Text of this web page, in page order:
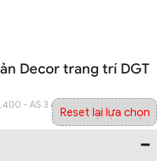
Decor trang trí DGT
- AS 3 chế độ ( 3000K - 4500K
Reset lại lựa chọn